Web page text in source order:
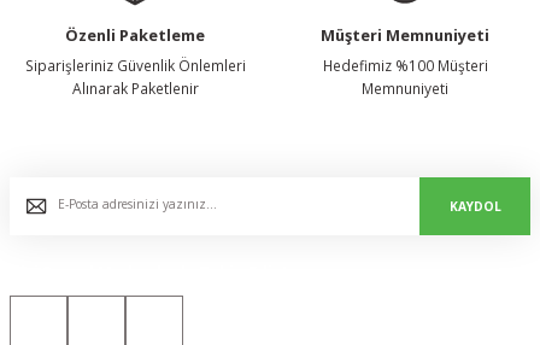
Özenli Paketleme
Siparişleriniz Güvenlik Önlemleri
Alınarak Paketlenir
Müşteri Memnuniyeti
Hedefimiz %100 Müşteri
Memnuniyeti
KAYDOL